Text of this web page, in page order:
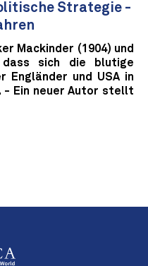
Strategie -
Mackinder (1904) und
dass sich die blutige
und USA in
- Ein neuer Autor stellt